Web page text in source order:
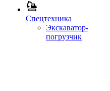
Спецтехника
Экскаватор-
погрузчик